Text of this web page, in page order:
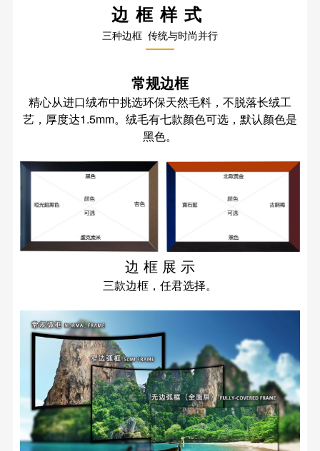
边框样式
三种边框 传统与时尚并行
常规边框
精心从进口绒布中挑选环保天然毛料，不脱落长绒工
艺，厚度达1.5mm。绒毛有七款颜色可选，默认颜色是
黑色。
边 框 展 示
三款边框，任君选择。